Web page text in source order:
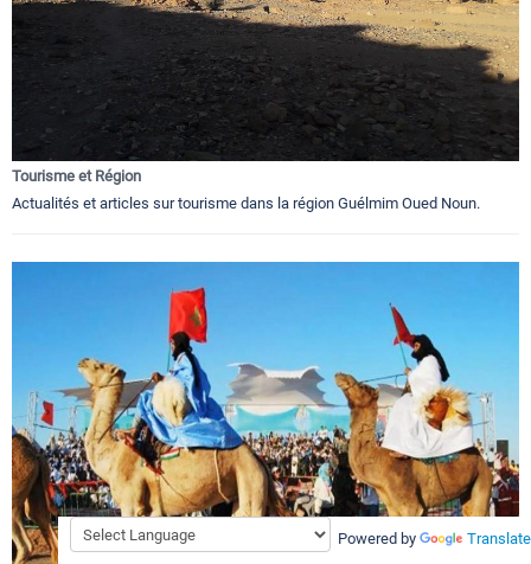
Tourisme et Région
Actualités et articles sur tourisme dans la région Guélmim Oued Noun.
Powered by Translate